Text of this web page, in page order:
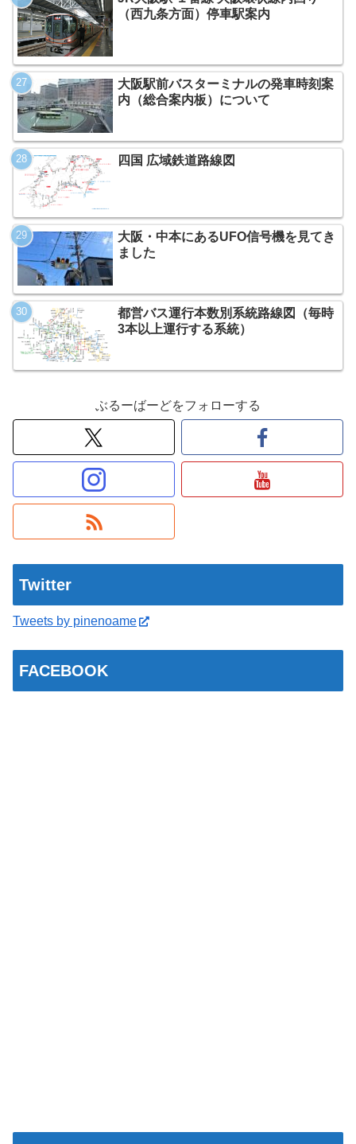
（西九条方面）停車駅案内
大阪駅前バスターミナルの発車時刻案
内（総合案内板）について
四国 広域鉄道路線図
大阪・中本にあるUFO信号機を見てき
ました
都営バス運行本数別系統路線図（毎時
3本以上運行する系統）
ぶるーばーどをフォローする
Twitter
Tweets by pinenoame
FACEBOOK